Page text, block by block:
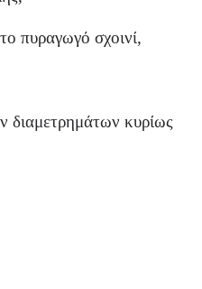
πυραγωγό σχοινί,
διαμετρημάτων κυρίως